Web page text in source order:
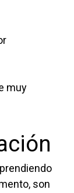
muy
son